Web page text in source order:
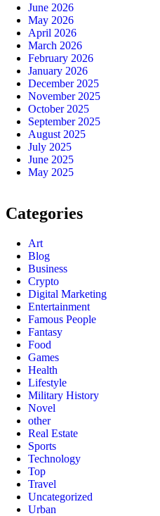
June 2026
May 2026
April 2026
March 2026
February 2026
January 2026
December 2025
November 2025
October 2025
September 2025
August 2025
July 2025
June 2025
May 2025
Categories
Art
Blog
Business
Crypto
Digital Marketing
Entertainment
Famous People
Fantasy
Food
Games
Health
Lifestyle
Military History
Novel
other
Real Estate
Sports
Technology
Top
Travel
Uncategorized
Urban